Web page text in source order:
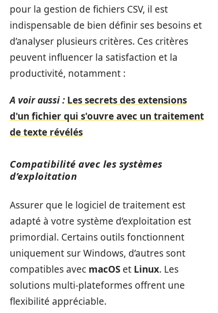
pour la gestion de fichiers CSV, il est
indispensable de bien définir ses besoins et
d’analyser plusieurs critères. Ces critères
peuvent influencer la satisfaction et la
productivité, notamment :
A voir aussi : Les secrets des extensions
d'un fichier qui s'ouvre avec un traitement
de texte révélés
Compatibilité avec les systèmes
d’exploitation
Assurer que le logiciel de traitement est
adapté à votre système d’exploitation est
primordial. Certains outils fonctionnent
uniquement sur Windows, d’autres sont
compatibles avec macOS et Linux. Les
solutions multi-plateformes offrent une
flexibilité appréciable.